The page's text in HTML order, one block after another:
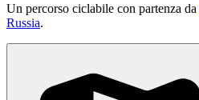
Un percorso ciclabile con partenza da
Russia.